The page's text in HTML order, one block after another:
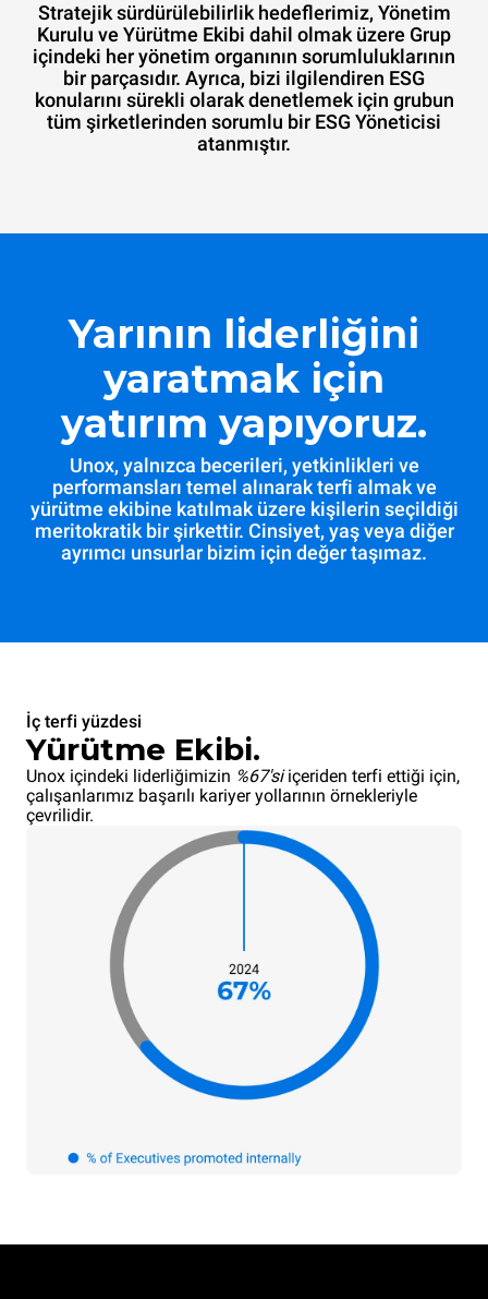
Stratejik sürdürülebilirlik hedeflerimiz, Yönetim
Kurulu ve Yürütme Ekibi dahil olmak üzere Grup
içindeki her yönetim organının sorumluluklarının
bir parçasıdır. Ayrıca, bizi ilgilendiren ESG
konularını sürekli olarak denetlemek için grubun
tüm şirketlerinden sorumlu bir ESG Yöneticisi
atanmıştır.
Yarının liderliğini
yaratmak için
yatırım yapıyoruz.
Unox, yalnızca becerileri, yetkinlikleri ve
performansları temel alınarak terfi almak ve
yürütme ekibine katılmak üzere kişilerin seçildiği
meritokratik bir şirkettir. Cinsiyet, yaş veya diğer
ayrımcı unsurlar bizim için değer taşımaz.
İç terfi yüzdesi
Yürütme Ekibi.
Unox içindeki liderliğimizin %67'siiçeriden terfi ettiği için,
çalışanlarımız başarılı kariyer yollarının örnekleriyle
çevrilidir.